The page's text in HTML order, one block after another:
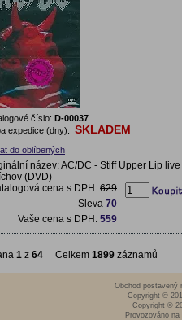
číslo: D-00037
expedice (dny): SKLADEM
do oblíbených
název: AC/DC - Stiff Upper Lip live
(DVD)
cena s DPH: 629
Sleva 70
Vaše cena s DPH: 559
1 z 64 Celkem 1899 záznamů
Obchod postavený
Copyright ©
Copyright ©
Provozováno